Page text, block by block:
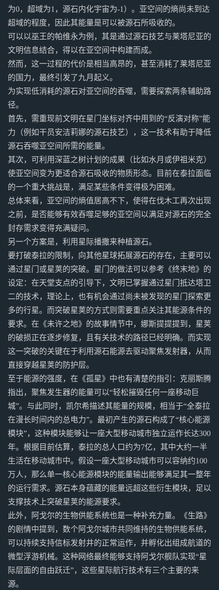
为0，超域为1，源石内化宇宙为-1）。亚空间的熵尚未到达
超域的程度，因此其能量是可以被源石所吸收的。
可以以巫王的帕维永为例，其是通过源石技艺与莱塔尼亚的
文明信息结合，得以在亚空间中构建而成。
然而，这一过程的代价是相当高昂的，甚至消耗了莱塔尼亚
的国力，最终引发了九月起义。
为实现低消耗的源石对亚空间的吞噬，需要探索两条辅助路
径。
首先，需重现前文明在星门坐标对齐中用到的“反演对称”能
力（例如干员安洁莉娜的源石技艺），这一技术有助于降低
源石吞噬亚空间所需的能量。
其次，可利用深蓝之树计划的成果（比如水月或伊祖米克）
使亚空间变为更适合源石吸收的物质形态。目前在泰拉面临
的一个重大挑战是，满足某些条件变得极为困难。
总体来看，亚空间的熵值居高不下，使得在伐木工再次出现
之前，是否能够有效吞噬足够的亚空间以满足对源石的完全
封存需求变得充满疑问。
另一个方案是，利用星际播撒来种植源石。
要打破泰拉的限制，向其他星球拓展源石的存在，主要可以
通过星门或星荚的突破。星门的做法可以参考《终末地》的
设定：在天堂支点的引导下，文明已掌握通过星门抵达塔卫
二的技术，理论上，也有机会通过尚未被发现的星门探索更
多的行星。而突破星荚的方式则需要重点关注其能源条件的
要求。在《未许之地》的故事情节中，娜斯提提提到，星荚
的破损正在逐步修复，且有关技术的路径已经明确。而实现
这一突破的关键在于利用源石能源去驱动聚焦发射器，从而
直接穿越星荚的防护层。
至于能源的强度，在《孤星》中也有清楚的指引：克丽斯腾
指出，聚焦发生器的能量可以“轻松摧毁任何一座移动巨
城”。与此同时，凯尔希描述其能量的规模，相当于“全泰拉
在漫长时间内的总电力”。最初产生的源石构成了“核心能源
模块”，这种模块能够让一座大型移动城市独立运作长达300
年。根据目前估算，泰拉的总人口约为7亿，其中大约一半
生活在移动城市中。假设一座大型移动城市可以容纳约100
万人，那么单一核心能源模块的能量输出能够满足其一整年
的运行需求。源石本身蕴藏的能量远超这些衍生模块，足以
支撑技术上突破星荚的能源要求。
此外，阿戈尔的生物供能系统也是一种补充力量。《生路》
的剧情中提到，数个阿戈尔城市共同维持的生物供能系统，
可以持续支持信标发射井的正常运作，并孵化出组成航道的
微型浮游机械。这种网络最终能够支持阿戈尔舰队实现“星
际层面的自由跃迁”，这些星际航行技术有三个主要的来
源。